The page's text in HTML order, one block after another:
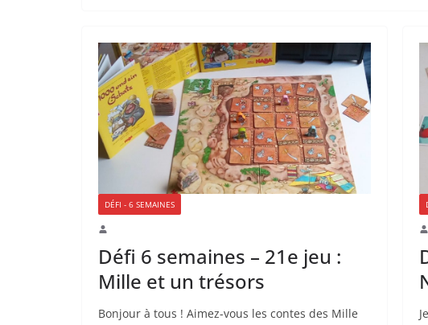
DÉFI - 6 SEMAINES
Défi 6 semaines – 21e jeu :
Mille et un trésors
Bonjour à tous ! Aimez-vous les contes des Mille